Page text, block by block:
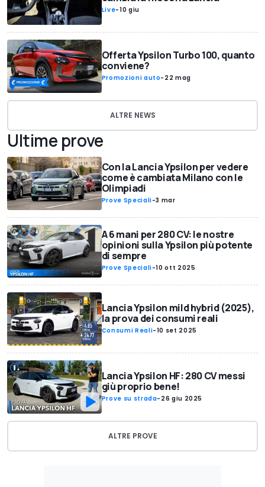
Live-10 giu
Offerta Ypsilon Turbo 100, quanto
conviene?
Promozioni auto- 22 mag
ALTRE NEWS
Ultime prove
Con la Lancia Ypsilon per vedere
come è cambiata Milano con le
Olimpiadi
Prove Speciali-3 mar
A 6 mani per 280 CV: le nostre
opinioni sulla Ypsilon più potente
di sempre
Prove Speciali-10 ott 2025
Lancia Ypsilon mild hybrid (2025),
la prova dei consumi reali
Consumi Reali-10 set 2025
Lancia Ypsilon HF: 280 CV messi
giù proprio bene!
Prove su strada- 26 giu 2025
ALTRE PROVE